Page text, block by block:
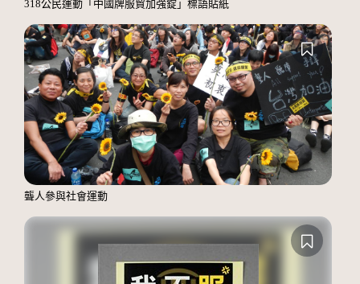
318公民運動「中國牌服貿加強錠」標語貼紙
聾人參與社會運動